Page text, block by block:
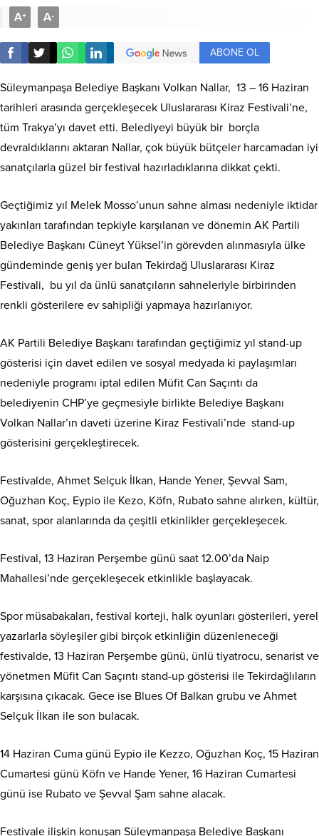
A+ A-
ABONE OL
Süleymanpaşa Belediye Başkanı Volkan Nallar, 13 – 16 Haziran
tarihleri arasında gerçekleşecek Uluslararası Kiraz Festivali’ne,
tüm Trakya’yı davet etti. Belediyeyi büyük bir borçla
devraldıklarını aktaran Nallar, çok büyük bütçeler harcamadan iyi
sanatçılarla güzel bir festival hazırladıklarına dikkat çekti.
Geçtiğimiz yıl Melek Mosso’unun sahne alması nedeniyle iktidar
yakınları tarafından tepkiyle karşılanan ve dönemin AK Partili
Belediye Başkanı Cüneyt Yüksel’in görevden alınmasıyla ülke
gündeminde geniş yer bulan Tekirdağ Uluslararası Kiraz
Festivali, bu yıl da ünlü sanatçıların sahneleriyle birbirinden
renkli gösterilere ev sahipliği yapmaya hazırlanıyor.
AK Partili Belediye Başkanı tarafından geçtiğimiz yıl stand-up
gösterisi için davet edilen ve sosyal medyada ki paylaşımları
nedeniyle programı iptal edilen Müfit Can Saçıntı da
belediyenin CHP’ye geçmesiyle birlikte Belediye Başkanı
Volkan Nallar’ın daveti üzerine Kiraz Festivali’nde stand-up
gösterisini gerçekleştirecek.
Festivalde, Ahmet Selçuk İlkan, Hande Yener, Şevval Sam,
Oğuzhan Koç, Eypio ile Kezo, Köfn, Rubato sahne alırken, kültür,
sanat, spor alanlarında da çeşitli etkinlikler gerçekleşecek.
Festival, 13 Haziran Perşembe günü saat 12.00’da Naip
Mahallesi’nde gerçekleşecek etkinlikle başlayacak.
Spor müsabakaları, festival korteji, halk oyunları gösterileri, yerel
yazarlarla söyleşiler gibi birçok etkinliğin düzenleneceği
festivalde, 13 Haziran Perşembe günü, ünlü tiyatrocu, senarist ve
yönetmen Müfit Can Saçıntı stand-up gösterisi ile Tekirdağlıların
karşısına çıkacak. Gece ise Blues Of Balkan grubu ve Ahmet
Selçuk İlkan ile son bulacak.
14 Haziran Cuma günü Eypio ile Kezzo, Oğuzhan Koç, 15 Haziran
Cumartesi günü Köfn ve Hande Yener, 16 Haziran Cumartesi
günü ise Rubato ve Şevval Şam sahne alacak.
Festivale ilişkin konuşan Süleymanpaşa Belediye Başkanı